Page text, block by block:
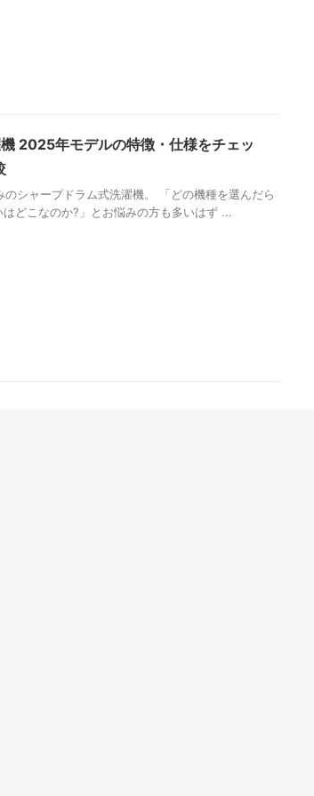
2025年モデルの特徴・仕様をチェッ
シャープドラム式洗濯機。 「どの機種を選んだら
どこなのか?」とお悩みの方も多いはず ...